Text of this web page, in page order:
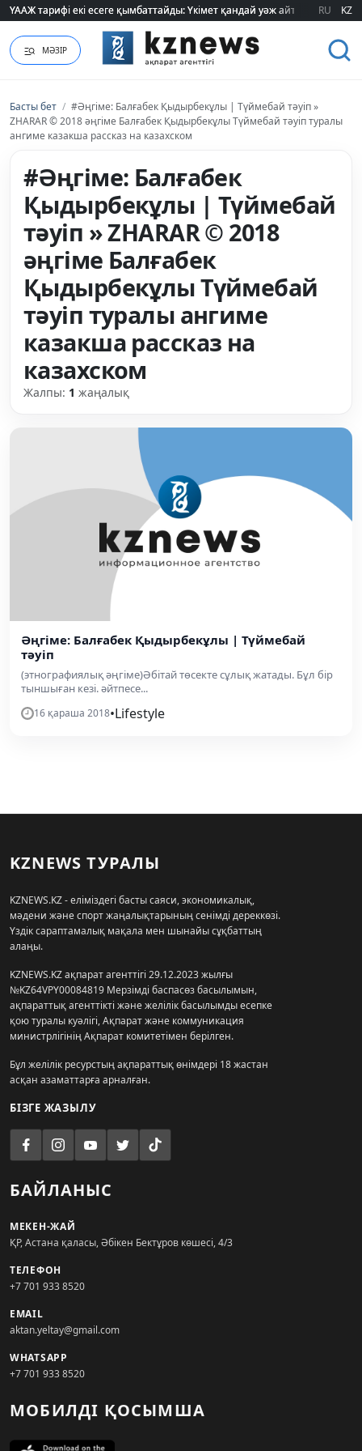
ҮААЖ тарифі екі есеге қымбаттайды: Үкімет қандай уәж айтады?
ҮААЖ тарифі екі есеге қымбаттайды: Үкімет қандай уәж айтады? RU KZ
МӘЗІР
Басты бет / #Әңгіме: Балғабек Қыдырбекұлы | Түймебай тәуіп »
ZHARAR © 2018 әңгіме Балғабек Қыдырбекұлы Түймебай тәуіп туралы
ангиме казакша рассказ на казахском
#Әңгіме: Балғабек
Қыдырбекұлы | Түймебай
тәуіп » ZHARAR © 2018
әңгіме Балғабек
Қыдырбекұлы Түймебай
тәуіп туралы ангиме
казакша рассказ на
казахском
Жалпы: 1 жаңалық
Әңгіме: Балғабек Қыдырбекұлы | Түймебай
тәуіп
(этнографиялық әңгіме)Әбітай төсекте сұлық жатады. Бұл бір
тыншыған кезі. әйтпесе...
16 қараша 2018•Lifestyle
KZNEWS ТУРАЛЫ
KZNEWS.KZ - еліміздегі басты саяси, экономикалық,
мәдени және спорт жаңалықтарының сенімді дереккөзі.
Үздік сараптамалық мақала мен шынайы сұқбаттың
алаңы.
KZNEWS.KZ ақпарат агенттігі 29.12.2023 жылғы
№KZ64VPY00084819 Мерзімді баспасөз басылымын,
ақпараттық агенттікті және желілік басылымды есепке
қою туралы куәлігі, Ақпарат және коммуникация
министрлігінің Ақпарат комитетімен берілген.
Бұл желілік ресурстың ақпараттық өнімдері 18 жастан
асқан азаматтарға арналған.
БІЗГЕ ЖАЗЫЛУ
БАЙЛАНЫС
МЕКЕН-ЖАЙ
ҚР, Астана қаласы, Әбікен Бектұров көшесі, 4/3
ТЕЛЕФОН
+7 701 933 8520
EMAIL
aktan.yeltay@gmail.com
WHATSAPP
+7 701 933 8520
МОБИЛДІ ҚОСЫМША